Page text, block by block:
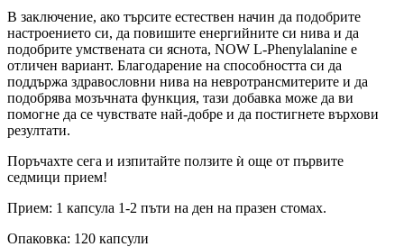
В заключение, ако търсите естествен начин да подобрите
настроението си, да повишите енергийните си нива и да
подобрите умствената си яснота, NOW L-Phenylalanine е
отличен вариант. Благодарение на способността си да
поддържа здравословни нива на невротрансмитерите и да
подобрява мозъчната функция, тази добавка може да ви
помогне да се чувствате най-добре и да постигнете върхови
резултати.
Поръчахте сега и изпитайте ползите ѝ още от първите
седмици прием!
Прием: 1 капсула 1-2 пъти на ден на празен стомах.
Опаковка: 120 капсули